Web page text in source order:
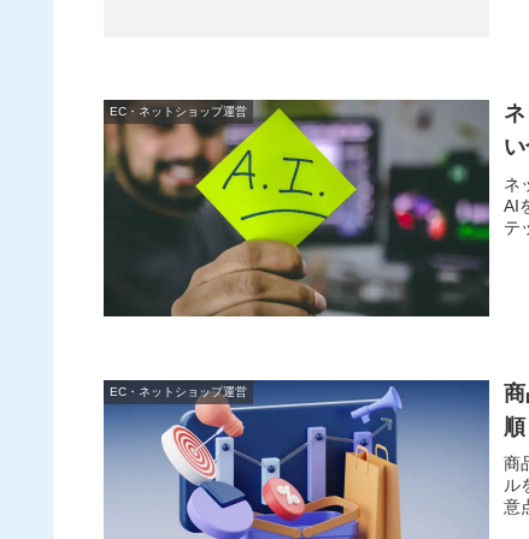
EC・ネットショップ運営
ネ
AI
テ
EC・ネットショップ運営
商
ル
意